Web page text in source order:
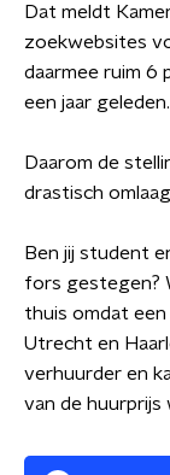
Dat meldt
zoekwebsites
daarmee ruim 6
een jaar geleden.
Daarom de
drastisch omlaag
Ben jij student
fors gestegen?
thuis omdat een
Utrecht en
verhuurder en
van de